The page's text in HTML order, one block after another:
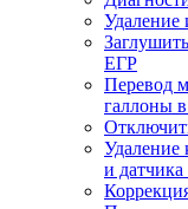
Удаление
ЕГР
Перевод
галлоны
Удаление
и датчика